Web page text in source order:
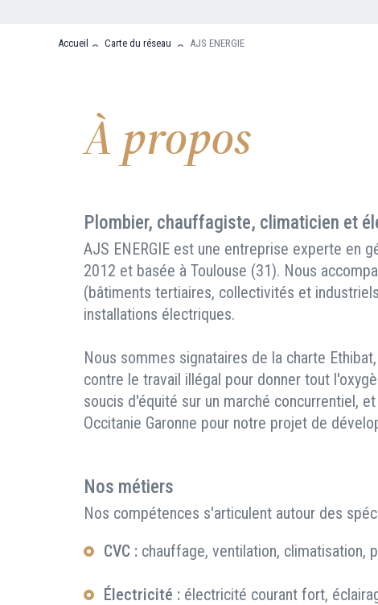
Accueil Carte du réseau AJS ENERGIE
À propos
Plombier, chauffagiste, climaticien et
AJS ENERGIE est une entreprise experte en
2012 et basée à Toulouse (31). Nous
(bâtiments tertiaires, collectivités et
installations électriques.
Nous sommes signataires de la charte
contre le travail illégal pour donner tout
soucis d'équité sur un marché concurrentiel,
Occitanie Garonne pour notre projet de
Nos métiers
Nos compétences s'articulent autour des
CVC : chauffage, ventilation, climatisation,
Électricité : électricité courant fort,